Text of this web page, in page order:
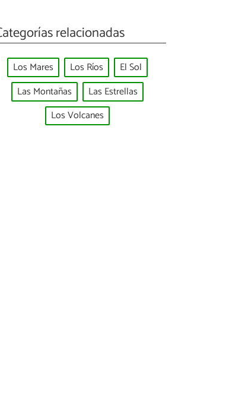
relacionadas
Los Mares Los Ríos
El Sol
Las Montañas
Las Estrellas
Los Volcanes